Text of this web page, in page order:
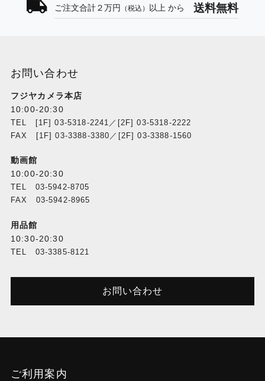
ご注文合計２万円 （税込） 以上 から 送料無料
お問い合わせ
フジヤカメラ本店
10:00-20:30
TEL [1F] 03-5318-2241／[2F] 03-5318-2222
FAX [1F] 03-3388-3380／[2F] 03-3388-1560
動画館
10:00-20:30
TEL 03-5942-8705
FAX 03-5942-8965
用品館
10:30-20:30
TEL 03-3385-8121
お問い合わせ
ご利用案内